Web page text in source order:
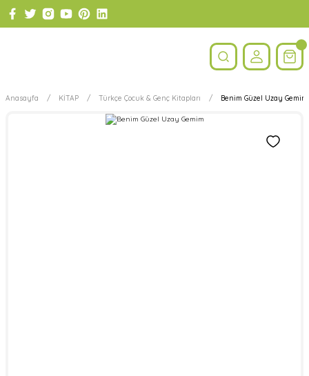
Anasayfa KİTAP Türkçe Çocuk & Genç Kitapları Benim Güzel Uzay Gemim